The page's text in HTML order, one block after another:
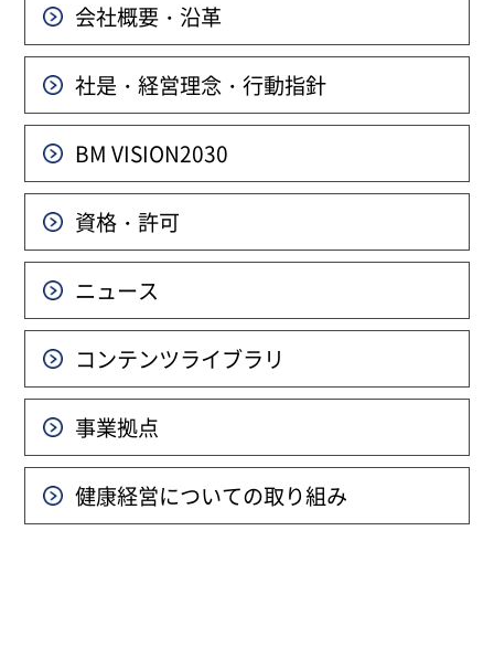
会社概要・沿革
社是・経営理念・行動指針
BM VISION2030
資格・許可
ニュース
コンテンツライブラリ
事業拠点
健康経営についての取り組み